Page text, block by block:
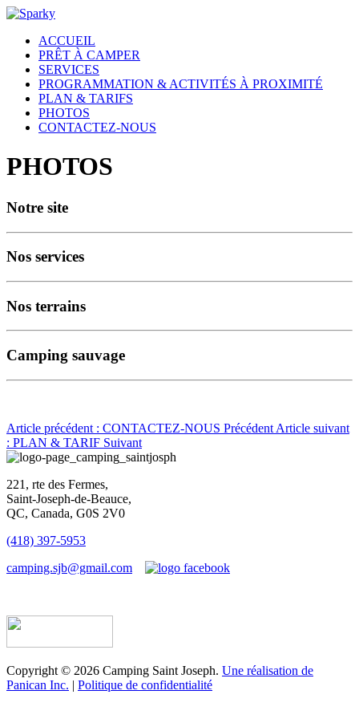
ACCUEIL
PRÊT À CAMPER
SERVICES
PROGRAMMATION & ACTIVITÉS À PROXIMITÉ
PLAN & TARIFS
PHOTOS
CONTACTEZ-NOUS
PHOTOS
Notre site
Nos services
Nos terrains
Camping sauvage
Article précédent : CONTACTEZ-NOUS Précédent Article suivant
: PLAN & TARIF Suivant
221, rte des Fermes,
Saint-Joseph-de-Beauce,
QC, Canada, G0S 2V0
(418) 397-5953
camping.sjb@gmail.com
Copyright © 2026 Camping Saint Joseph. Une réalisation de
Panican Inc. | Politique de confidentialité